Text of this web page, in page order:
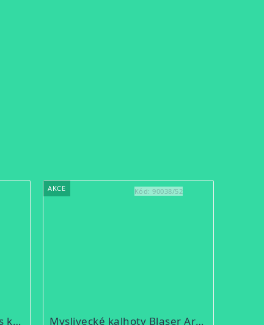
Myslivecké kraťasy Vännäs khaki
AKCE
Myslivecké kalhoty Blaser Argali letní
Kód: 90038/52